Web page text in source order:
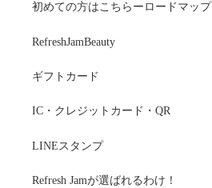
初めての方はこちらーロードマップ
RefreshJamBeauty
ギフトカード
IC・クレジットカード・QR
LINEスタンプ
Refresh Jamが選ばれるわけ！